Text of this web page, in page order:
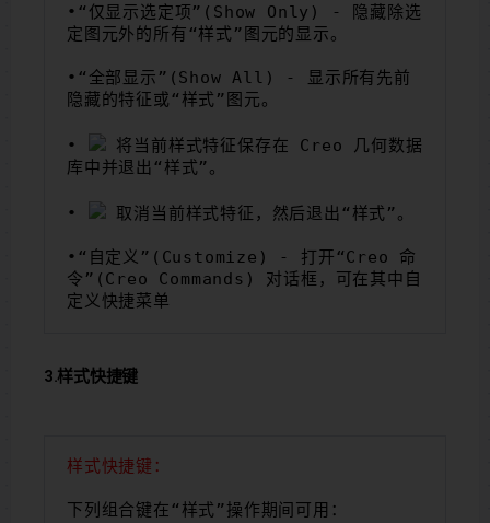
•“仅显示选定项”(Show Only) - 隐藏除选
定图元外的所有“样式”图元的显示。
•“全部显示”(Show All) - 显示所有先前
隐藏的特征或“样式”图元。
•
将当前样式特征保存在 Creo 几何数据
库中并退出“样式”。
• 取消当前样式特征，然后退出“样式”。
•“自定义”(Customize) - 打开“Creo 命
令”(Creo Commands) 对话框，可在其中自
定义快捷菜单
3.样式快捷键
样式快捷键：
下列组合键在“样式”操作期间可用：